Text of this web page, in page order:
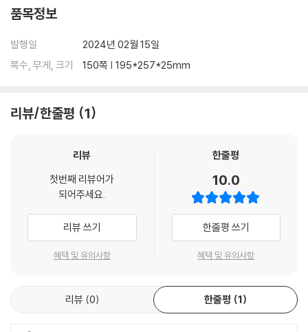
품목정보
발행일
2024년 02월 15일
쪽수, 무게, 크기
150쪽 | 195*257*25mm
리뷰/한줄평 1
리뷰
첫번째 리뷰어가
되어주세요.
리뷰 쓰기
혜택 및 유의사항
한줄평
10.0
한줄평 쓰기
혜택 및 유의사항
리뷰 0 한줄평 1